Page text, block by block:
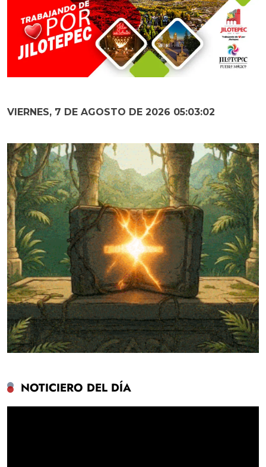
VIERNES, 7 DE AGOSTO DE 2026 05:03:03
NOTICIERO DEL DÍA